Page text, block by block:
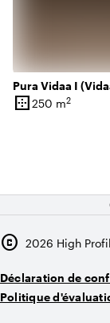
Pura Vidaa I
border_outer
Superficie
250 m2
copyright 2026 High
Déclaration de
Politique